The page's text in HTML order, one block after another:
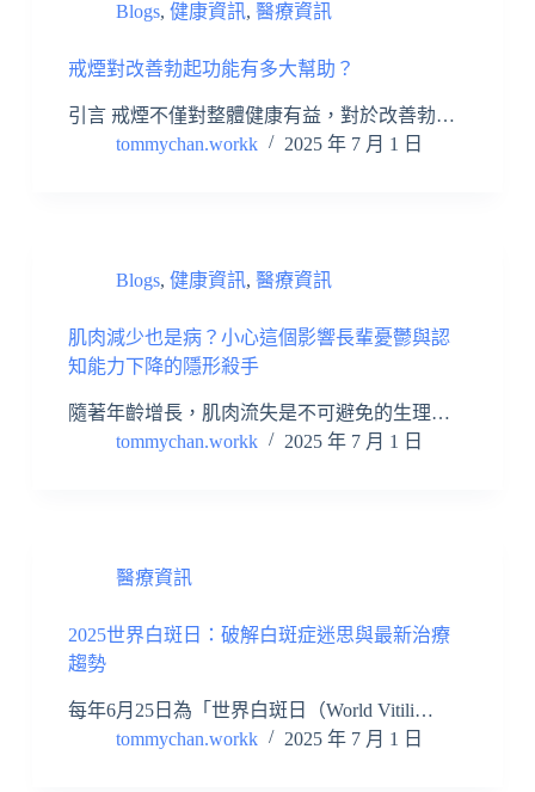
Blogs, 健康資訊, 醫療資訊
戒煙對改善勃起功能有多大幫助？
引言 戒煙不僅對整體健康有益，對於改善勃…
tommychan.workk
2025 年 7 月 1 日
Blogs, 健康資訊, 醫療資訊
肌肉減少也是病？小心這個影響長輩憂鬱與認
知能力下降的隱形殺手
隨著年齡增長，肌肉流失是不可避免的生理…
tommychan.workk
2025 年 7 月 1 日
醫療資訊
2025世界白斑日：破解白斑症迷思與最新治療
趨勢
每年6月25日為「世界白斑日（World Vitili…
tommychan.workk
2025 年 7 月 1 日